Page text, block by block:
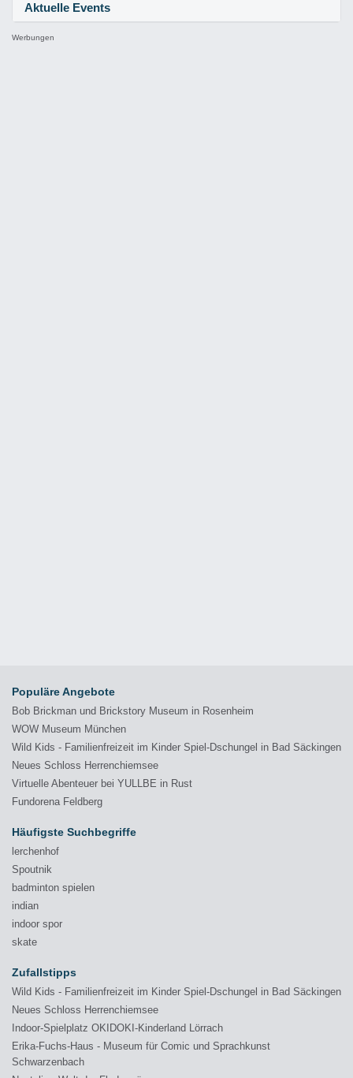
Aktuelle Events
Werbungen
Populäre Angebote
Bob Brickman und Brickstory Museum in Rosenheim
WOW Museum München
Wild Kids - Familienfreizeit im Kinder Spiel-Dschungel in Bad Säckingen
Neues Schloss Herrenchiemsee
Virtuelle Abenteuer bei YULLBE in Rust
Fundorena Feldberg
Häufigste Suchbegriffe
lerchenhof
Spoutnik
badminton spielen
indian
indoor spor
skate
Zufallstipps
Wild Kids - Familienfreizeit im Kinder Spiel-Dschungel in Bad Säckingen
Neues Schloss Herrenchiemsee
Indoor-Spielplatz OKIDOKI-Kinderland Lörrach
Erika-Fuchs-Haus - Museum für Comic und Sprachkunst
Schwarzenbach